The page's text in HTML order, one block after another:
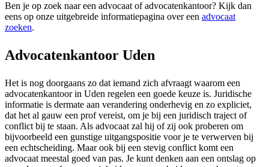
Ben je op zoek naar een advocaat of advocatenkantoor? Kijk dan
eens op onze uitgebreide informatiepagina over een advocaat
zoeken.
Advocatenkantoor Uden
Het is nog doorgaans zo dat iemand zich afvraagt waarom een
advocatenkantoor in Uden regelen een goede keuze is. Juridische
informatie is dermate aan verandering onderhevig en zo expliciet,
dat het al gauw een prof vereist, om je bij een juridisch traject of
conflict bij te staan. Als advocaat zal hij of zij ook proberen om
bijvoorbeeld een gunstige uitgangspositie voor je te verwerven bij
een echtscheiding. Maar ook bij een stevig conflict komt een
advocaat meestal goed van pas. Je kunt denken aan een ontslag op